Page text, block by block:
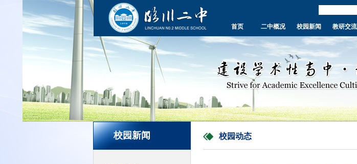
首页 二中概况 校园新闻 教研交流
校园新闻 校园动态